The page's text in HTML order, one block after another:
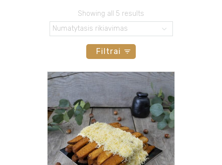
Showing all 5 results
Filtrai